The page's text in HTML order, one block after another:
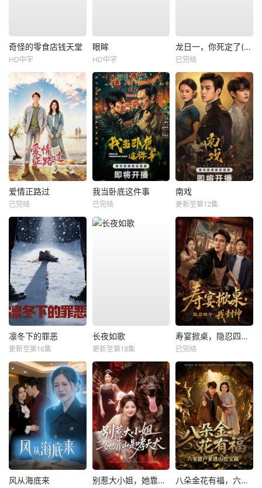
奇怪的零食店钱天堂
HD中字
眼眸
HD中字
龙日一，你死定了(短剧)
已完结
爱情正路过
已完结
我当卧底这件事
已完结
南戏
更新至第12集
凛冬下的罪恶
更新至第16集
长夜如歌
更新至第18集
寿宴掀桌，隐忍四年我封神
已完结
风从海底来 别惹大小姐，她靠山是哮天犬 八朵金花有福，六零猎户爹进山挖宝藏